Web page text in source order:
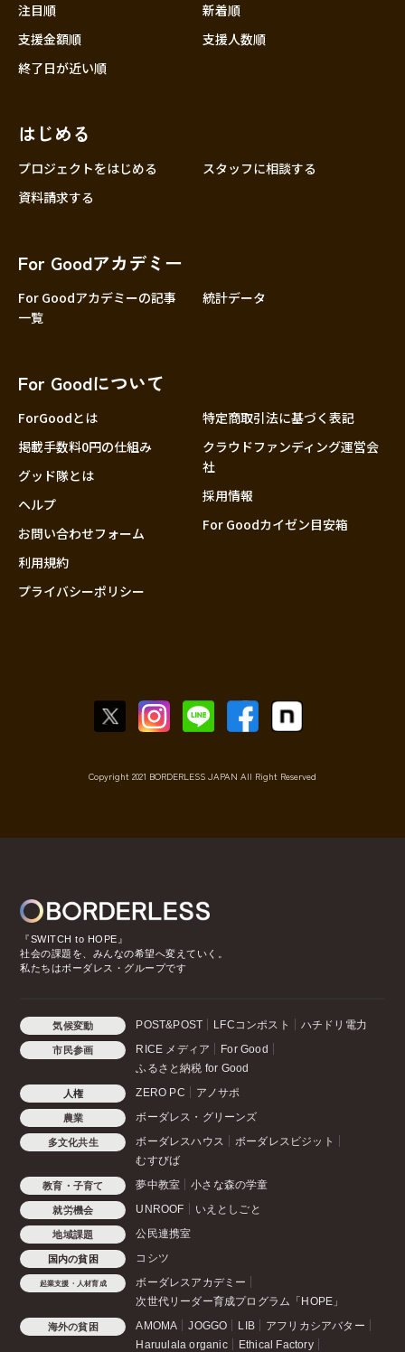
注目順
新着順
支援金額順
支援人数順
終了日が近い順
はじめる
プロジェクトをはじめる
スタッフに相談する
資料請求する
For Goodアカデミー
For Goodアカデミーの記事
一覧
統計データ
For Goodについて
ForGoodとは
掲載手数料0円の仕組み
グッド隊とは
ヘルプ
お問い合わせフォーム
利用規約
プライバシーポリシー
特定商取引法に基づく表記
クラウドファンディング運営会
社
採用情報
For Goodカイゼン目安箱
Copyright 2021 BORDERLESS JAPAN All Right Reserved
『SWITCH to HOPE』
社会の課題を、みんなの希望へ変えていく。
私たちはボーダレス・グループです
気候変動 POST&POST LFCコンポスト ハチドリ電力
市民参画 RICE メディア
For Good
ふるさと納税 for Good
人権 ZERO PC アノサポ
農業 ボーダレス・グリーンズ
多文化共生 ボーダレスハウス
ボーダレスビジット
むすびば
教育・子育て 夢中教室 小さな森の学童
就労機会 UNROOF いえとしごと
地域課題 公民連携室
国内の貧困 コシツ
起業支援・人材育成
ボーダレスアカデミー
次世代リーダー育成プログラム「HOPE」
海外の貧困 AMOMA JOGGO LIB
アフリカシアバター
Haruulala organic
Ethical Factory